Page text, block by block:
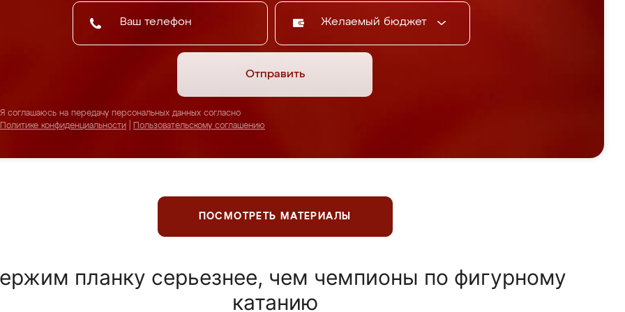
Желаемый бюджет
Отправить
Я соглашаюсь на передачу персональных данных согласно
Политике конфиденциальности
Пользовательскому соглашению
ПОСМОТРЕТЬ МАТЕРИАЛЫ
планку серьезнее, чем чемпионы по фигурному
катанию